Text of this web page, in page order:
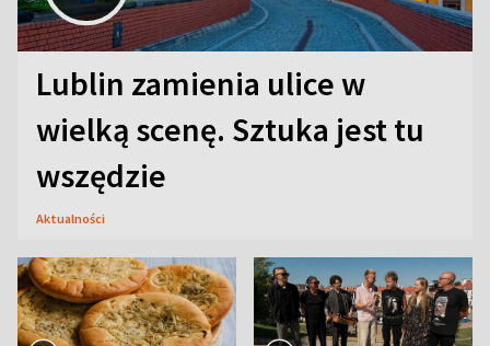
Lublin zamienia ulice w
wielką scenę. Sztuka jest tu
wszędzie
Aktualności